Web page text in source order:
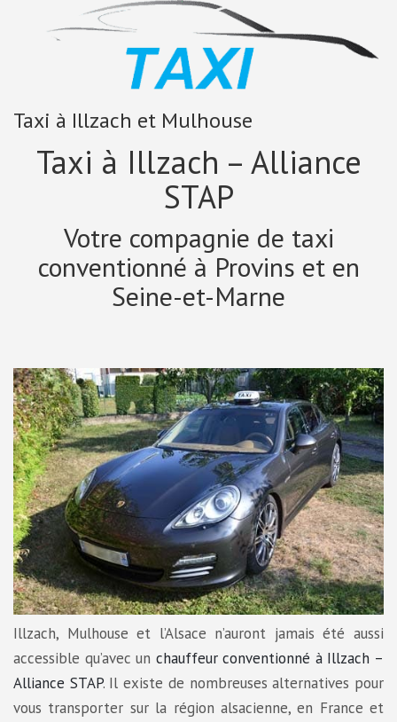
Taxi à Illzach et Mulhouse
Taxi à Illzach – Alliance
STAP
Votre compagnie de taxi
conventionné à Provins et en
Seine-et-Marne
Illzach, Mulhouse et l’Alsace n’auront jamais été aussi
accessible qu’avec un chauffeur conventionné à Illzach –
Alliance STAP. Il existe de nombreuses alternatives pour
vous transporter sur la région alsacienne, en France et